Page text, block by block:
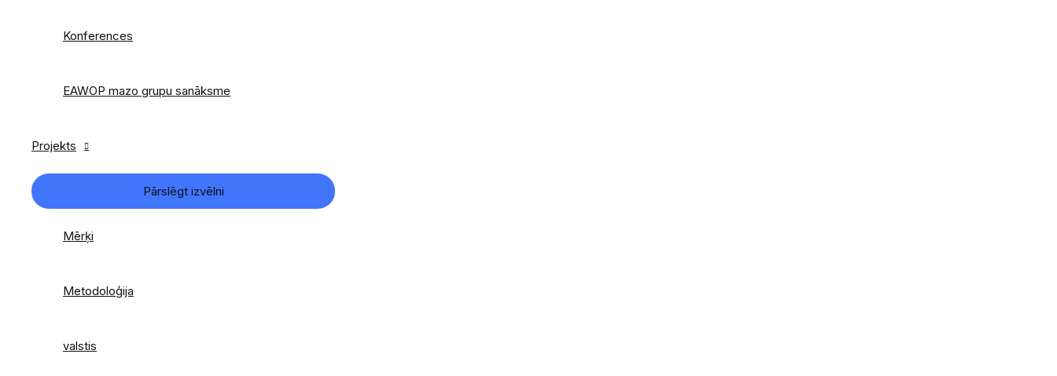
Konferences
EAWOP mazo grupu sanāksme
Projekts
Pārslēgt izvēlni
Mērķi
Metodoloģija
valstis